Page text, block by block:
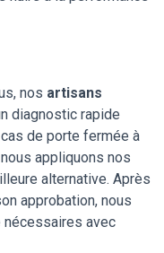
nos artisans
diagnostic rapide
de porte fermée à
appliquons nos
alternative. Après
approbation, nous
avec